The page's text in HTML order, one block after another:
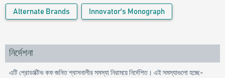
Alternate Brands Innovator's Monograph
নির্দেশনা
এটি প্রোডাক্টিভ কফ জনিত শ্বাসনালীর সমস্যা নিরাময়ে নির্দেশিত। এই সমস্যাগুলো হচ্ছে-